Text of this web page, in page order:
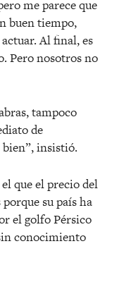
me parece que
buen tiempo,
Al final, es
Pero nosotros no
tampoco
de
insistió.
que el precio del
su país ha
el golfo Pérsico
conocimiento